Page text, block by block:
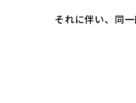
それに伴い、同